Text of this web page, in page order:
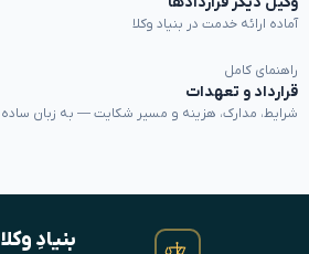
آماده ارائه خدمت در بنیاد وکلا
راهنمای کامل
قرارداد و تعهدات
شرایط، مدارک، هزینه و مسیر شکایت — به زبان ساده
بنیادِ وکلا